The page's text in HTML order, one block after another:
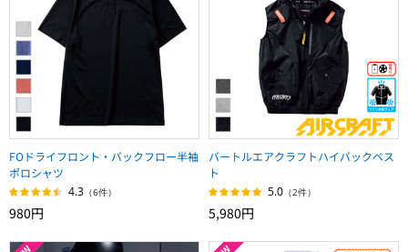
FOドライフロント・バックフロー半袖
ポロシャツ
4.3 （6件）
980円
バートルエアクラフトハイバックベス
ト
5.0 （2件）
5,980円